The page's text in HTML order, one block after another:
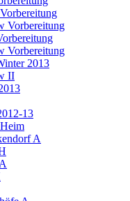
Vorbereitung
Vorbereitung
2013
II
13
A